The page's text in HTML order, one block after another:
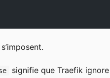
signifie que Traefik